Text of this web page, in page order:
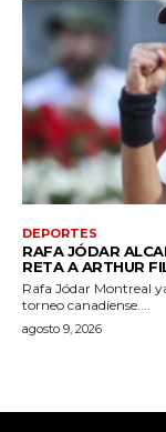
DEPORTES
RAFA JÓDAR
RETA A ARTHUR
Rafa Jódar Montreal
torneo canadiense....
agosto 9, 2026